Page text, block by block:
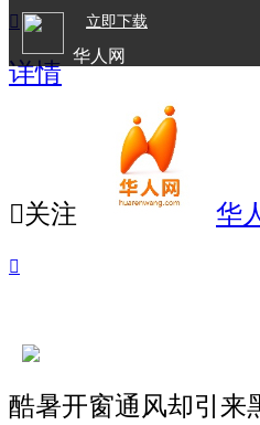
立即下载
华人网

详情
关注 华

酷暑开窗通风却引来